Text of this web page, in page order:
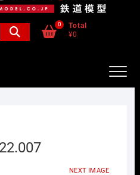
索
0
Total
¥0
NEXT IMAGE